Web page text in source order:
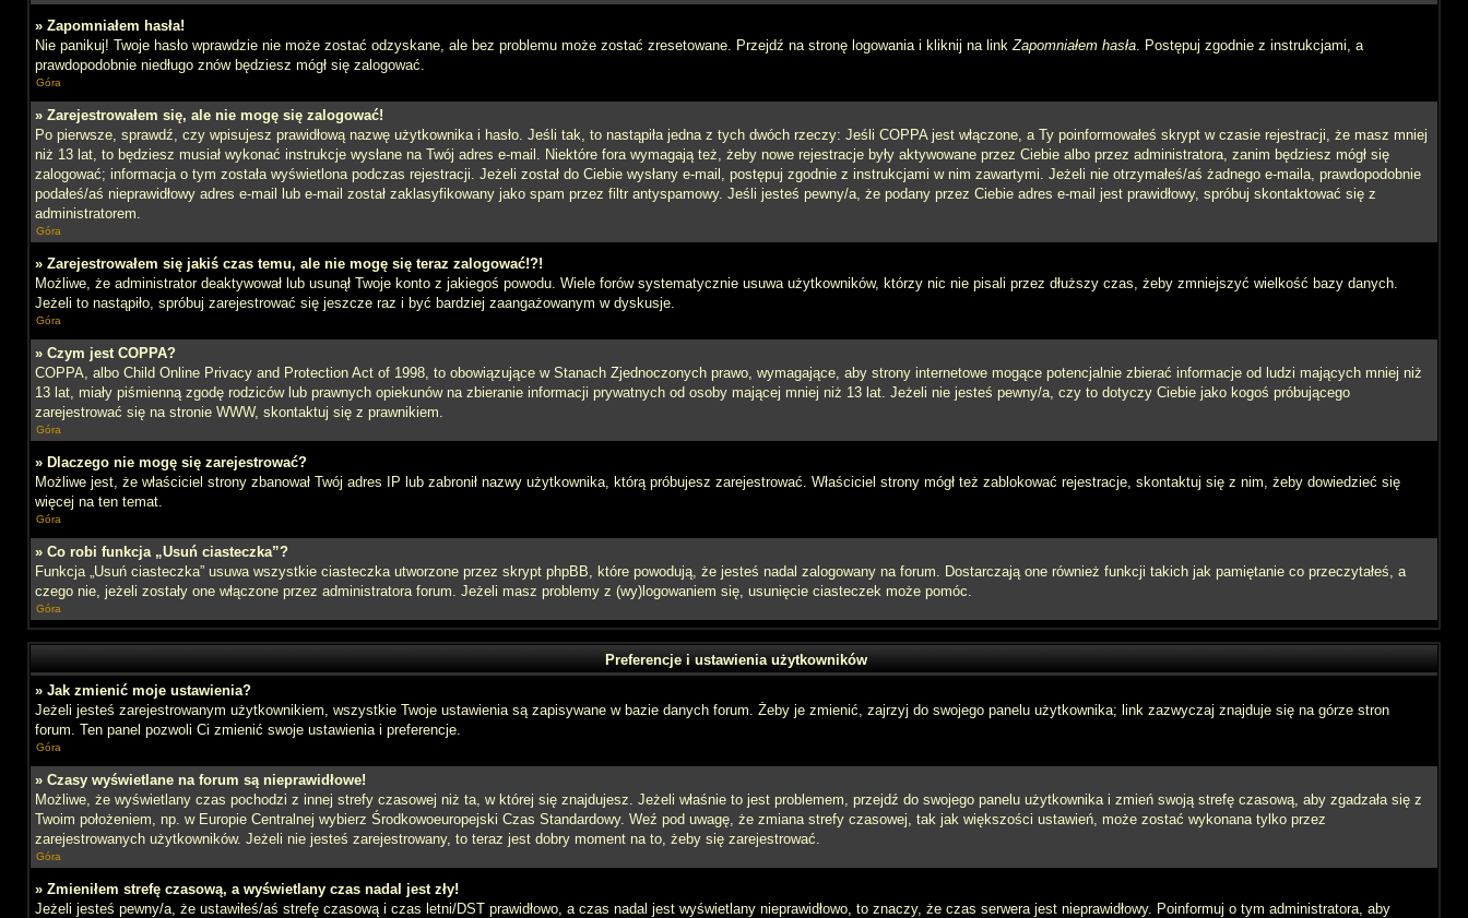
» Zapomniałem hasła!
Nie panikuj! Twoje hasło wprawdzie nie może zostać odzyskane, ale bez problemu może zostać zresetowane. Przejdź na stronę logowania i kliknij na linkZapomniałem hasła. Postępuj zgodnie z instrukcjami, a
prawdopodobnie niedługo znów będziesz mógł się zalogować.
Góra
» Zarejestrowałem się, ale nie mogę się zalogować!
Po pierwsze, sprawdź, czy wpisujesz prawidłową nazwę użytkownika i hasło. Jeśli tak, to nastąpiła jedna z tych dwóch rzeczy: Jeśli COPPA jest włączone, a Ty poinformowałeś skrypt w czasie rejestracji, że masz mniej
niż 13 lat, to będziesz musiał wykonać instrukcje wysłane na Twój adres e-mail. Niektóre fora wymagają też, żeby nowe rejestracje były aktywowane przez Ciebie albo przez administratora, zanim będziesz mógł się
zalogować; informacja o tym została wyświetlona podczas rejestracji. Jeżeli został do Ciebie wysłany e-mail, postępuj zgodnie z instrukcjami w nim zawartymi. Jeżeli nie otrzymałeś/aś żadnego e-maila, prawdopodobnie
podałeś/aś nieprawidłowy adres e-mail lub e-mail został zaklasyfikowany jako spam przez filtr antyspamowy. Jeśli jesteś pewny/a, że podany przez Ciebie adres e-mail jest prawidłowy, spróbuj skontaktować się z
administratorem.
Góra
» Zarejestrowałem się jakiś czas temu, ale nie mogę się teraz zalogować!?!
Możliwe, że administrator deaktywował lub usunął Twoje konto z jakiegoś powodu. Wiele forów systematycznie usuwa użytkowników, którzy nic nie pisali przez dłuższy czas, żeby zmniejszyć wielkość bazy danych.
Jeżeli to nastąpiło, spróbuj zarejestrować się jeszcze raz i być bardziej zaangażowanym w dyskusje.
Góra
» Czym jest COPPA?
COPPA, albo Child Online Privacy and Protection Act of 1998, to obowiązujące w Stanach Zjednoczonych prawo, wymagające, aby strony internetowe mogące potencjalnie zbierać informacje od ludzi mających mniej niż
13 lat, miały piśmienną zgodę rodziców lub prawnych opiekunów na zbieranie informacji prywatnych od osoby mającej mniej niż 13 lat. Jeżeli nie jesteś pewny/a, czy to dotyczy Ciebie jako kogoś próbującego
zarejestrować się na stronie WWW, skontaktuj się z prawnikiem.
Góra
» Dlaczego nie mogę się zarejestrować?
Możliwe jest, że właściciel strony zbanował Twój adres IP lub zabronił nazwy użytkownika, którą próbujesz zarejestrować. Właściciel strony mógł też zablokować rejestracje, skontaktuj się z nim, żeby dowiedzieć się
więcej na ten temat.
Góra
» Co robi funkcja „Usuń ciasteczka”?
Funkcja „Usuń ciasteczka” usuwa wszystkie ciasteczka utworzone przez skrypt phpBB, które powodują, że jesteś nadal zalogowany na forum. Dostarczają one również funkcji takich jak pamiętanie co przeczytałeś, a
czego nie, jeżeli zostały one włączone przez administratora forum. Jeżeli masz problemy z (wy)logowaniem się, usunięcie ciasteczek może pomóc.
Góra
Preferencje i ustawienia użytkowników
» Jak zmienić moje ustawienia?
Jeżeli jesteś zarejestrowanym użytkownikiem, wszystkie Twoje ustawienia są zapisywane w bazie danych forum. Żeby je zmienić, zajrzyj do swojego panelu użytkownika; link zazwyczaj znajduje się na górze stron
forum. Ten panel pozwoli Ci zmienić swoje ustawienia i preferencje.
Góra
» Czasy wyświetlane na forum są nieprawidłowe!
Możliwe, że wyświetlany czas pochodzi z innej strefy czasowej niż ta, w której się znajdujesz. Jeżeli właśnie to jest problemem, przejdź do swojego panelu użytkownika i zmień swoją strefę czasową, aby zgadzała się z
Twoim położeniem, np. w Europie Centralnej wybierz Środkowoeuropejski Czas Standardowy. Weź pod uwagę, że zmiana strefy czasowej, tak jak większości ustawień, może zostać wykonana tylko przez
zarejestrowanych użytkowników. Jeżeli nie jesteś zarejestrowany, to teraz jest dobry moment na to, żeby się zarejestrować.
Góra
» Zmieniłem strefę czasową, a wyświetlany czas nadal jest zły!
Jeżeli jesteś pewny/a, że ustawiłeś/aś strefę czasową i czas letni/DST prawidłowo, a czas nadal jest wyświetlany nieprawidłowo, to znaczy, że czas serwera jest nieprawidłowy. Poinformuj o tym administratora, aby